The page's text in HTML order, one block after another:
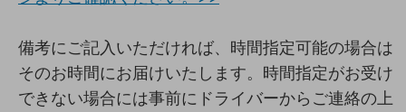
備考にご記入いただければ、時間指定可能の場合は
そのお時間にお届けいたします。時間指定がお受け
できない場合には事前にドライバーからご連絡の上